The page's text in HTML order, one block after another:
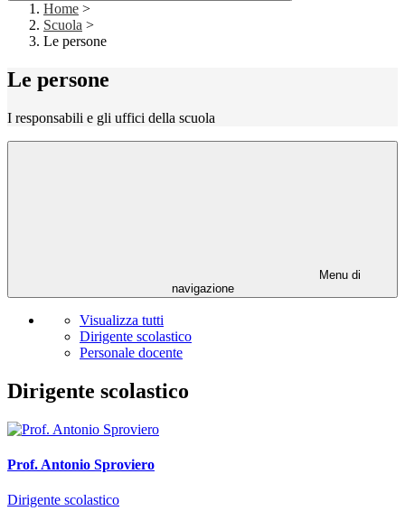
Home >
Scuola >
Le persone
Le persone
I responsabili e gli uffici della scuola
Menu di
navigazione
Visualizza tutti
Dirigente scolastico
Personale docente
Dirigente scolastico
Prof. Antonio Sproviero
Dirigente scolastico